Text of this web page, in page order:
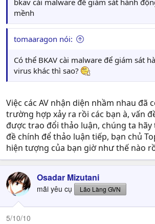
bkav cài malware để giám sát hành
mềnh
tomaaragon nói:
Có thể BKAV cài malware để giám sát
virus khác thì sao?
Việc các AV nhận diện nhầm nhau đã
trường hợp xảy ra rồi các bạn à, vấn
được trao đổi thảo luận, chúng ta hãy
đề chính để thảo luận tiếp, bạn chủ
hiện tượng của bạn giờ như thế nào
Osadar Mizutani
mãi yêu cụ Lão Làng GVN
5/10/10